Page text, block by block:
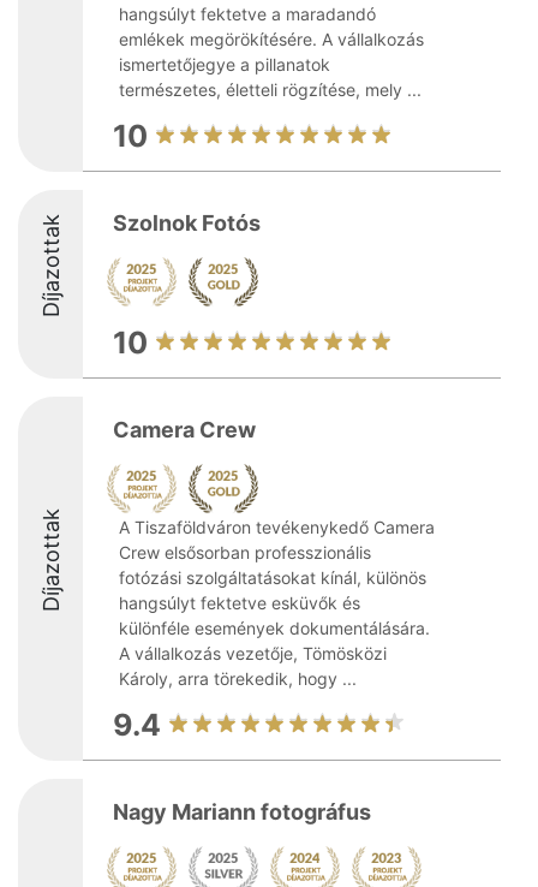
hangsúlyt fektetve a maradandó
emlékek megörökítésére. A vállalkozás
ismertetőjegye a pillanatok
természetes, életteli rögzítése, mely ...
10
Díjazottak Szolnok Fotós
10
Díjazottak
Camera Crew
A Tiszaföldváron tevékenykedő Camera
Crew elsősorban professzionális
fotózási szolgáltatásokat kínál, különös
hangsúlyt fektetve esküvők és
különféle események dokumentálására.
A vállalkozás vezetője, Tömösközi
Károly, arra törekedik, hogy ...
9.4
Nagy Mariann fotográfus